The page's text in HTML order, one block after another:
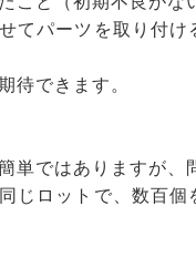
てパーツを取り付け
待できます。
単ではありますが、
じロットで、数百個